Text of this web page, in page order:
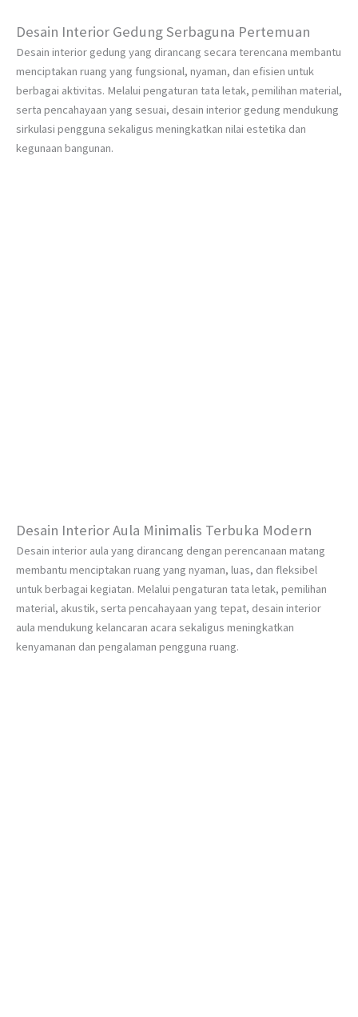
Desain Interior Gedung Serbaguna Pertemuan
Desain interior gedung yang dirancang secara terencana membantu
menciptakan ruang yang fungsional, nyaman, dan efisien untuk
berbagai aktivitas. Melalui pengaturan tata letak, pemilihan material,
serta pencahayaan yang sesuai, desain interior gedung mendukung
sirkulasi pengguna sekaligus meningkatkan nilai estetika dan
kegunaan bangunan.
Desain Interior Aula Minimalis Terbuka Modern
Desain interior aula yang dirancang dengan perencanaan matang
membantu menciptakan ruang yang nyaman, luas, dan fleksibel
untuk berbagai kegiatan. Melalui pengaturan tata letak, pemilihan
material, akustik, serta pencahayaan yang tepat, desain interior
aula mendukung kelancaran acara sekaligus meningkatkan
kenyamanan dan pengalaman pengguna ruang.